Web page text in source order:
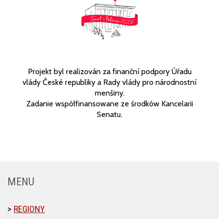
Projekt byl realizován za finanční podpory Úřadu
vlády České republiky a Rady vlády pro národnostní
menšiny.
Zadanie współfinansowane ze środków Kancelarii
Senatu.
MENU
REGIONY